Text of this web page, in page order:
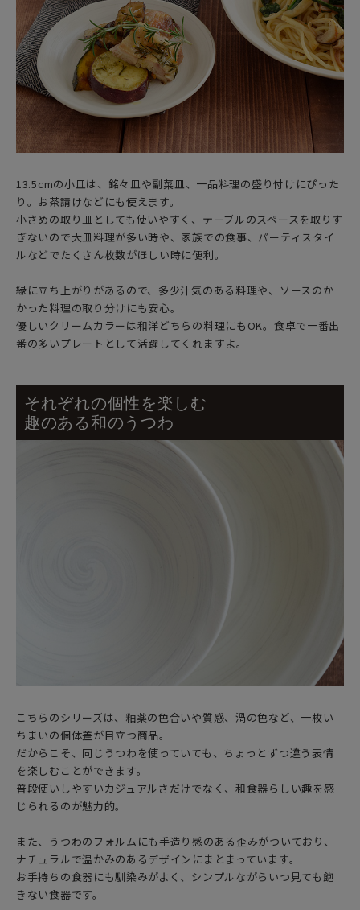
13.5cmの小皿は、銘々皿や副菜皿、一品料理の盛り付けにぴった
り。お茶請けなどにも使えます。
小さめの取り皿としても使いやすく、テーブルのスペースを取りす
ぎないので大皿料理が多い時や、家族での食事、パーティスタイ
ルなどでたくさん枚数がほしい時に便利。
縁に立ち上がりがあるので、多少汁気のある料理や、ソースのか
かった料理の取り分けにも安心。
優しいクリームカラーは和洋どちらの料理にもOK。食卓で一番出
番の多いプレートとして活躍してくれますよ。
それぞれの個性を楽しむ
趣のある和のうつわ
こちらのシリーズは、釉薬の色合いや質感、渦の色など、一枚い
ちまいの個体差が目立つ商品。
だからこそ、同じうつわを使っていても、ちょっとずつ違う表情
を楽しむことができます。
普段使いしやすいカジュアルさだけでなく、和食器らしい趣を感
じられるのが魅力的。
また、うつわのフォルムにも手造り感のある歪みがついており、
ナチュラルで温かみのあるデザインにまとまっています。
お手持ちの食器にも馴染みがよく、シンプルながらいつ見ても飽
きない食器です。